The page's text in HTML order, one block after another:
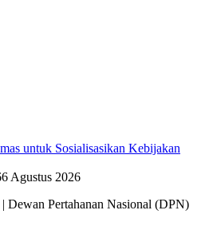
untuk Sosialisasikan Kebijakan
6 Agustus 2026
Pertahanan Nasional (DPN)